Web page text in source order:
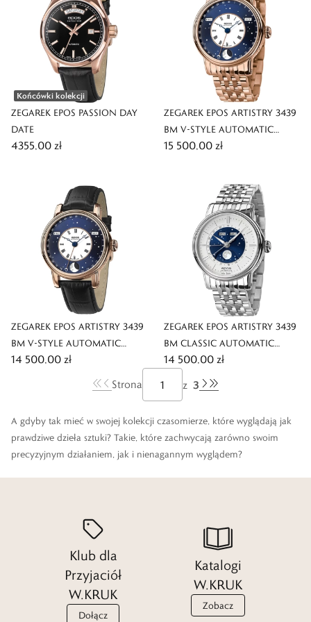
Końcówki kolekcji
ZEGAREK EPOS PASSION DAY
DATE
4355,00 zł
ZEGAREK EPOS ARTISTRY 3439
BM V-STYLE AUTOMATIC
MOONPHASE
15 500,00 zł
ZEGAREK EPOS ARTISTRY 3439
BM V-STYLE AUTOMATIC
MOONPHASE
14 500,00 zł
ZEGAREK EPOS ARTISTRY 3439
BM CLASSIC AUTOMATIC
MOONPHASE
14 500,00 zł
Strona
z 3
A gdyby tak mieć w swojej kolekcji czasomierze, które wyglądają jak
prawdziwe dzieła sztuki? Takie, które zachwycają zarówno swoim
precyzyjnym działaniem, jak i nienagannym wyglądem?
Klub dla
Przyjaciół
W.KRUK
Dołącz
Katalogi
W.KRUK
Zobacz